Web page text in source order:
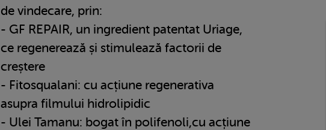
de vindecare, prin:
- GF REPAIR, un ingredient patentat Uriage,
ce regenerează și stimulează factorii de
creștere
- Fitosqualani: cu acțiune regenerativa
asupra filmului hidrolipidic
- Ulei Tamanu: bogat în polifenoli,cu acțiune